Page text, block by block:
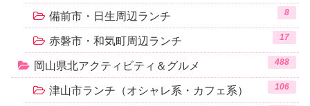
備前市・日生周辺ランチ 8
赤磐市・和気町周辺ランチ 17
岡山県北アクティビティ＆グルメ 488
津山市ランチ（オシャレ系・カフェ系） 106